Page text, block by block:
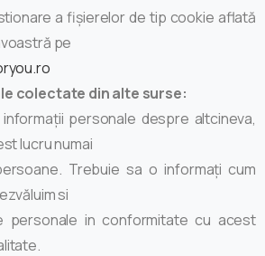
a fișierelor de tip cookie aflată
pe
colectate din alte surse:
personale despre altcineva,
lucru numai
Trebuie sa o informați cum
si
personale in conformitate cu acest